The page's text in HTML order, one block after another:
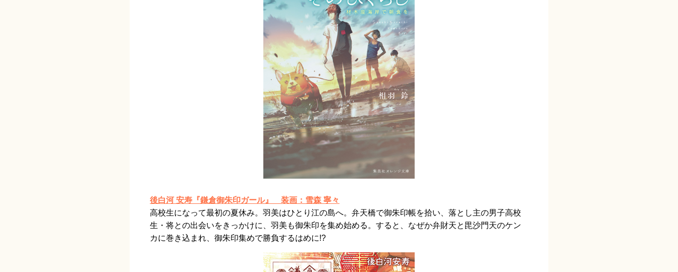
後白河 安寿『鎌倉御朱印ガール』
装画：雪森 寧々
高校生になって最初の夏休み。羽美はひとり江の島へ。弁天橋で御朱印帳を拾い、落とし主の男子高校
生・将との出会いをきっかけに、羽美も御朱印を集め始める。すると、なぜか弁財天と毘沙門天のケン
カに巻き込まれ、御朱印集めで勝負するはめに!?